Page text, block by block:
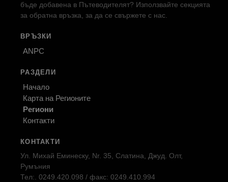
бъде добавена в Пътеводителят? Използвайте секцията
за обратна връзка, за да се свържете с нас.
ВРЪЗКИ
ANPC
РАЗДЕЛИ
Начало
Карта на Регионите
Региони
Контакти
КОНТАКТИ
Ул. Михай Еминеску, Nr. 35, Слатина, Джуд. Олт,
Румъния
Тел:. 0249.420.098 / факс: 0249.410.994